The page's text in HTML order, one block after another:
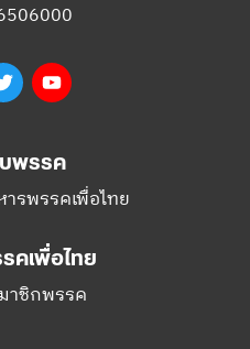
Twitter
พรรค
รพรรคเพื่อไทย
คเพื่อไทย
าชิกพรรค